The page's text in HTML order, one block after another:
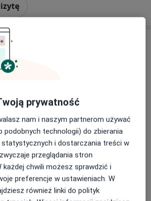
·Więcej
2
prywatność
nam i naszym partnerom używać
podobnych technologii) do zbierania
statystycznych i dostarczania treści w
przeglądania stron
każdej chwili możesz sprawdzić i
preferencje w ustawieniach. W
również linki do polityk